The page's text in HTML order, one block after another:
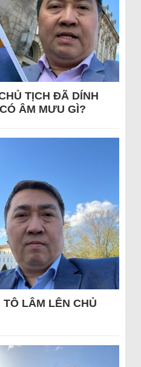
TỊCH ĐÃ DÍNH
ÂM MƯU GÌ?
LÂM LÊN CHỦ